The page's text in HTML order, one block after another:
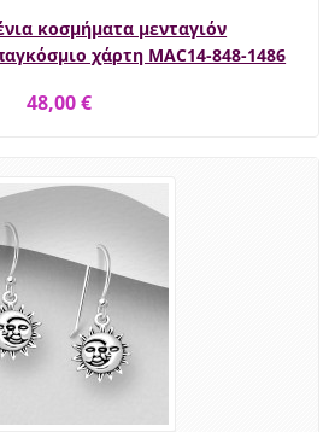
κοσμήματα μενταγιόν
χάρτη MAC14-848-1486
48,00 €